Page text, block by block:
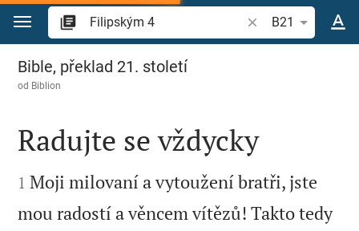
Přejít na obsah
Vyhledat biblický
B21
Filipským 4
Bible, překlad 21. století
od Biblion

Radujte se vždycky

1 Moji milovaní a vytoužení bratři, jste
mou radostí a věncem vítězů! Takto tedy